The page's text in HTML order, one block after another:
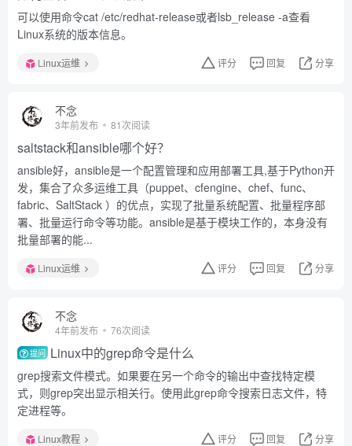
可以使用命令cat /etc/redhat-release或者lsb_release -a查看
Linux系统的版本信息。
Linux运维 评分 回复 分享
不念
3年前发布 81次阅读
saltstack和ansible哪个好？
ansible好，ansible是一个配置管理和应用部署工具,基于Python开
发，集合了众多运维工具（puppet、cfengine、chef、func、
fabric、SaltStack ）的优点，实现了批量系统配置、批量程序部
署、批量运行命令等功能。ansible是基于模块工作的，本身没有
批量部署的能...
Linux运维 评分 回复 分享
不念
4年前发布 76次阅读
提问 Linux中的grep命令是什么
grep搜索文件模式。如果要在另一个命令的输出中查找特定模
式，则grep突出显示相关行。使用此grep命令搜索日志文件，特
定进程等。
Linux教程 评分 回复 分享